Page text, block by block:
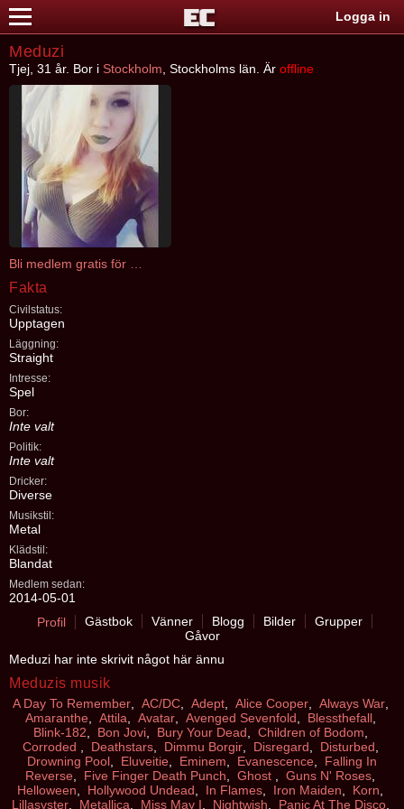
Logga in
Meduzi
Tjej, 31 år. Bor i Stockholm , Stockholms län. Är offline
Fakta
Civilstatus:
Upptagen
Läggning:
Straight
Intresse:
Spel
Bor:
Inte valt
Politik:
Inte valt
Dricker:
Diverse
Musikstil:
Metal
Klädstil:
Blandat
Medlem sedan:
2014-05-01
Profil
Gästbok Vänner Blogg Bilder
Grupper
Gåvor
Meduzi har inte skrivit något här ännu
Meduzis musik
A Day To Remember, AC/DC, Adept, Alice Cooper, Always War,
Amaranthe, Attila Avatar, Avenged Sevenfold Blessthefall,
Blink-182
Bon Jovi, Bury Your Dead Children of Bodom
Corroded
Deathstars, Dimmu Borgir, Disregard Disturbed
Drowning Pool
Eluveitie Eminem Evanescence
Falling In
Reverse
Five Finger Death Punch Ghost Guns N' Roses
Helloween
Hollywood Undead In Flames Iron Maiden Korn
Lillasyster, Metallica Miss May I Nightwish Panic At The Disco,